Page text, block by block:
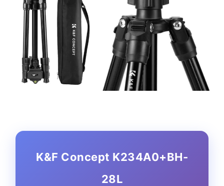
K&F Concept K234A0+BH-
28L